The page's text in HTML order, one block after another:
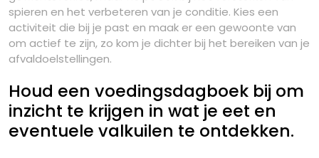
spieren en het verbeteren van je conditie. Kies een
activiteit die bij je past en maak er een gewoonte van
om actief te zijn, zo kom je dichter bij het bereiken van je
afvaldoelstellingen.
Houd een voedingsdagboek bij om
inzicht te krijgen in wat je eet en
eventuele valkuilen te ontdekken.